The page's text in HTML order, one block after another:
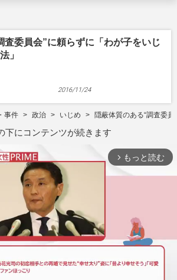
査委員会”に頼らずに「わが子をいじ
」
2016/11/24
事件 政治 いじめ 隠蔽体質のある“調査委
下にコンテンツが続きます
arrow_forward_ios もっと読む